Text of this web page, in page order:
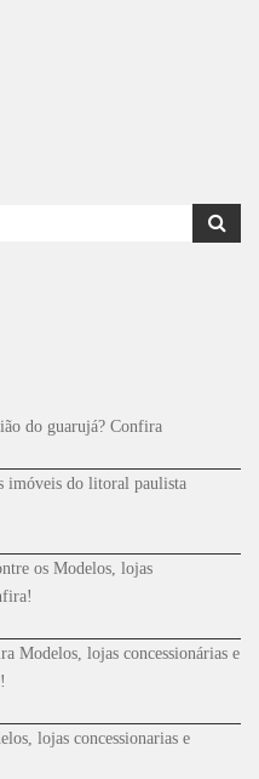
do guarujá? Confira
imóveis do litoral paulista
os Modelos, lojas
Modelos, lojas concessionárias e
lojas concessionarias e